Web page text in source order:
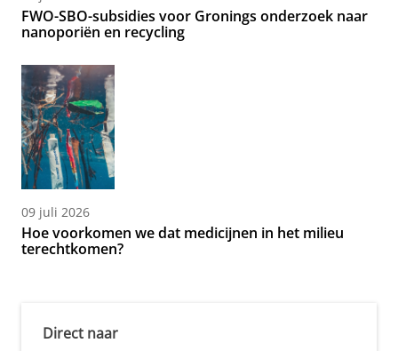
FWO-SBO-subsidies voor Gronings onderzoek naar
nanoporiën en recycling
09 juli 2026
Hoe voorkomen we dat medicijnen in het milieu
terechtkomen?
Direct naar